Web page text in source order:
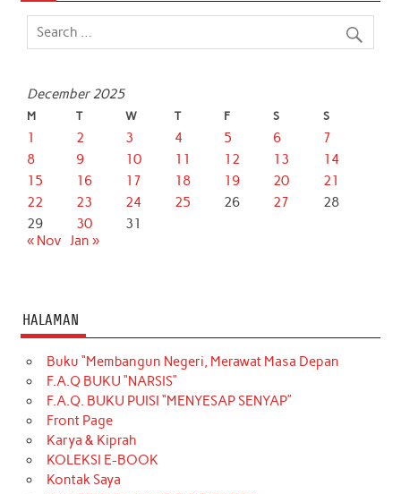
December 2025
M T W T F S S
1 2 3 4 5 6
7
8
9 10 11 12 13
14
15
16 17 18 19 20
21
22
23 24 25 26 27
28
29
30
31
« Nov Jan »
HALAMAN
Buku “Membangun Negeri, Merawat Masa Depan
F.A.Q BUKU “NARSIS”
F.A.Q. BUKU PUISI “MENYESAP SENYAP”
Front Page
Karya & Kiprah
KOLEKSI E-BOOK
Kontak Saya